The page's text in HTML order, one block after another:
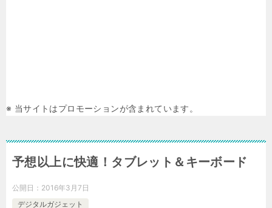
※ 当サイトはプロモーションが含まれています。
予想以上に快適！タブレット＆キーボード
公開日： 2016年3月7日
デジタルガジェット